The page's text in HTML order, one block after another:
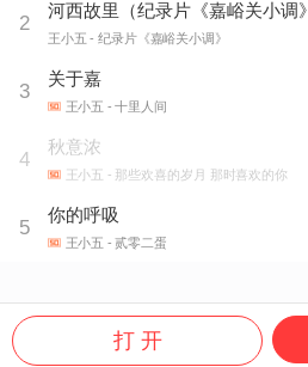
2
河西故里（纪录片《嘉峪关小调》
王小五 - 纪录片《嘉峪关小调》
3
关于嘉
王小五 - 十里人间
4
秋意浓
王小五 - 那些欢喜的岁月 那时喜欢的你
5
你的呼吸
王小五 - 贰零二蛋
打 开